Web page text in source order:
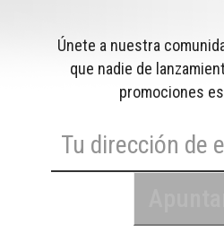
Únete a nuestra
que nadie de
promociones